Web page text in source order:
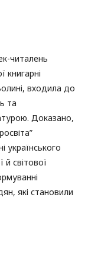
читалень
книгарні
входила до
та
Доказано,
українського
й світової
які становили